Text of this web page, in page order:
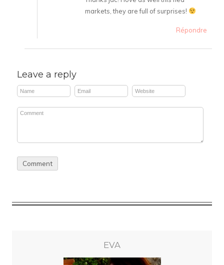
markets, they are full of surprises!
Répondre
Leave a reply
EVA